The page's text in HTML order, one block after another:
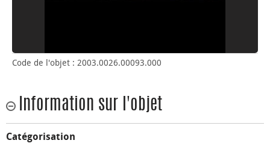
Code de l'objet : 2003.0026.00093.000
Information sur l'objet
Catégorisation